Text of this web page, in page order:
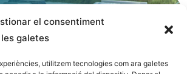
el consentiment
galetes
utilitzem tecnologies com ara galetes
esquí